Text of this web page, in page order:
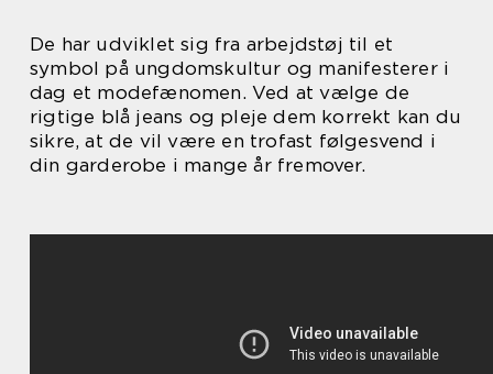
De har udviklet sig fra arbejdstøj til et
symbol på ungdomskultur og manifesterer i
dag et modefænomen. Ved at vælge de
rigtige blå jeans og pleje dem korrekt kan du
sikre, at de vil være en trofast følgesvend i
din garderobe i mange år fremover.